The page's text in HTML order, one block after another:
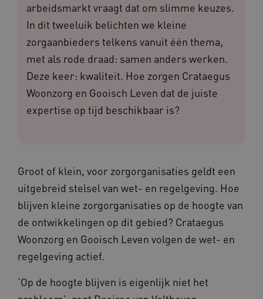
arbeidsmarkt vraagt dat om slimme keuzes.
In dit tweeluik belichten we kleine
zorgaanbieders telkens vanuit één thema,
met als rode draad: samen anders werken.
Deze keer: kwaliteit. Hoe zorgen Crataegus
Woonzorg en Gooisch Leven dat de juiste
expertise op tijd beschikbaar is?
Groot of klein, voor zorgorganisaties geldt een
uitgebreid stelsel van wet- en regelgeving. Hoe
blijven kleine zorgorganisaties op de hoogte van
de ontwikkelingen op dit gebied? Crataegus
Woonzorg en Gooisch Leven volgen de wet- en
regelgeving actief.
‘Op de hoogte blijven is eigenlijk niet het